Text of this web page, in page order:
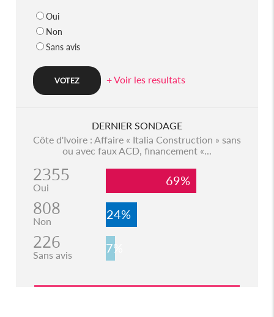
Oui
Non
Sans avis
+ Voir les resultats
DERNIER SONDAGE
Côte d'Ivoire : Affaire « Italia Construction » sans
ou avec faux ACD, financement «...
2355
Oui 69%
808
Non 24%
226
Sans avis 7%